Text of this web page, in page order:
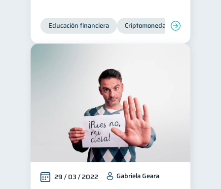
Educación financiera Criptomonedas
29 / 03 / 2022 Gabriela Geara